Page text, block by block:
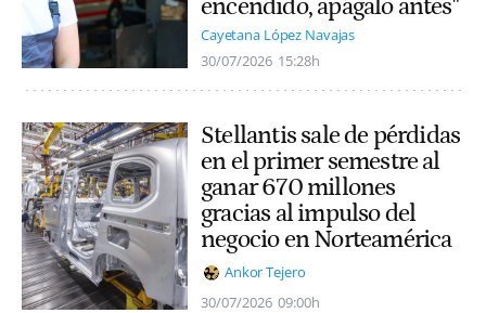
encendido, apágalo antes"
Cayetana López Navajas
30/07/2026 15:28h
Stellantis sale de pérdidas
en el primer semestre al
ganar 670 millones
gracias al impulso del
negocio en Norteamérica
Ankor Tejero
30/07/2026 09:00h